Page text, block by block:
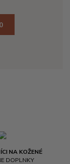
NA KOŽENÉ
DOPLNKY